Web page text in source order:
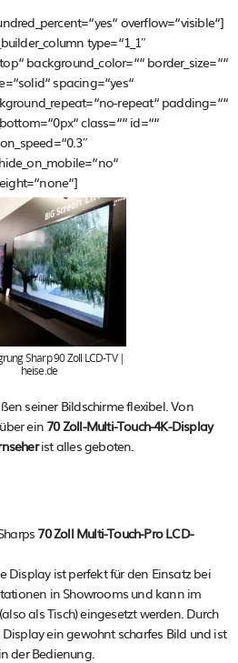
overflow=“visible“]
type=“1_1″
background_color=““ border_size=““
spacing=“yes“
repeat“ padding=““
class=““ id=““
Sharp 90 Zoll LCD-TV |
heise.de
seiner Bildschirme flexibel. Von
ein 70 Zoll-Multi-Touch-4K-Display
ist alles geboten.
70 Zoll Multi-Touch-Pro LCD-
Display ist perfekt für den Einsatz bei
in Showrooms und kann im
als Tisch) eingesetzt werden. Durch
ein gewohnt scharfes Bild und ist
der Bedienung.